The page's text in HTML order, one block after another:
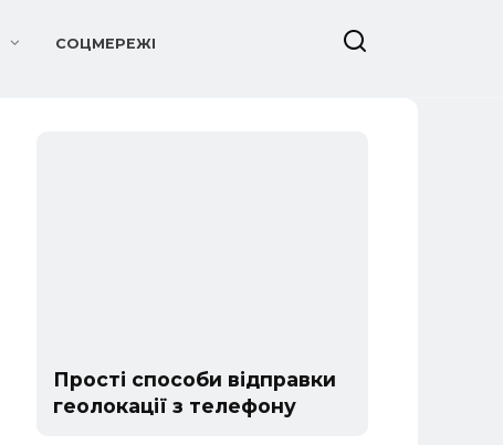
СОЦМЕРЕЖІ
Прості способи відправки
геолокації з телефону